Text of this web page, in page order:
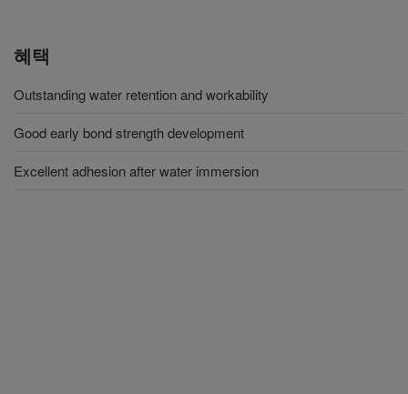
혜택
Outstanding water retention and workability
Good early bond strength development
Excellent adhesion after water immersion